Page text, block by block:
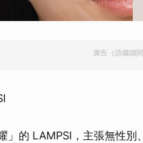
廣告（請繼續閱
」的 LAMPSI，主張無性